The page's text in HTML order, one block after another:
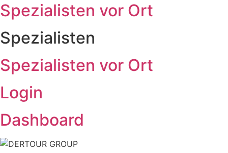
Spezialisten vor Ort
Spezialisten
Spezialisten vor Ort
Login
Dashboard